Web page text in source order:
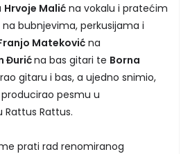
Hrvoje Malić na vokalu i pratećim
na bubnjevima, perkusijama i
Matekovićna
Đurićna bas gitari te Borna
gitaru i bas, a ujedno snimio,
pesmu u
Rattus.
prati rad renomiranog